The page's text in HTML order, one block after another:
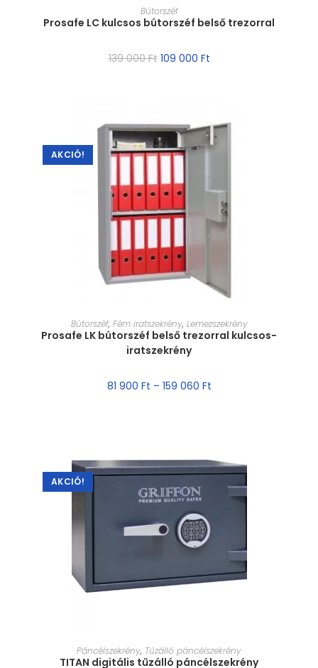
MÉRET VÁLASZTÁSA
Bútorszéf
Prosafe LC kulcsos bútorszéf belső trezorral
139 000Ft 109 000 Ft
AKCIÓ!
MÉRET VÁLASZTÁSA
Bútorszéf, Fém iratszekrény, Lemezszekrény
Prosafe LK bútorszéf belső trezorral kulcsos-
iratszekrény
81 900 Ft – 159 060 Ft
AKCIÓ!
MÉRET VÁLASZTÁSA
Páncélszekrény, Tűzálló páncélszekrény
TITAN digitális tűzálló páncélszekrény